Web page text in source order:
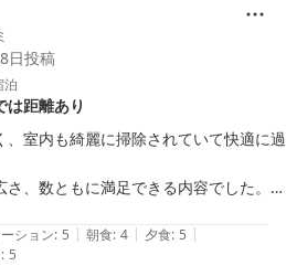
いただき、大変恐縮です。
コンのフィルター清掃状況につきま
およびメンテナンスを実施いたしま
、今後はより一層細やかな点検に努
メンテナンスの改善の参考にさせて
ご指摘をいただき誠にありがとうご
よりお待ち申し上げております。
日投稿
泊
は距離あり
、室内も綺麗に掃除されていて快適に過
、数ともに満足できる内容でした。強
あるので自家用車でなくバスや電車で
かも。
ション: 5 | 朝食: 4 | 夕食: 5 |
: 5